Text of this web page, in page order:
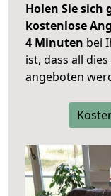
Holen Sie sich
kostenlose
4 Minuten bei
ist, dass all
angeboten